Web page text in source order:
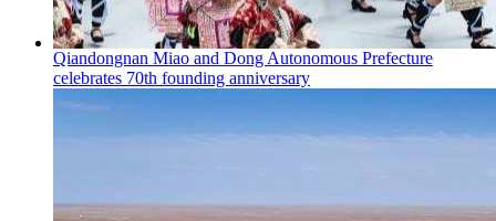
Qiandongnan Miao and Dong Autonomous Prefecture
celebrates 70th founding anniversary